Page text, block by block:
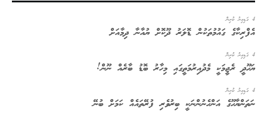
4 ގަޑިއިރު ކުރިން
އެފްރިކާގެ ގައުމުތަކުން ޑޮލަރު ދޫކޮށް ޔުއާނާ ދިމާއަށް
4 ގަޑިއިރު ކުރިން
ޔަހޫދީ ރެޖީމަކީ މެދުއިރުމަތީގައި މިހާރު ބޮޑު ބާރެއް ނޫން!
4 ގަޑިއިރު ކުރިން
ނަތަންޔާހޫގެ އަންހެނުންނަކީ ބިރުވެރި ފުރޭތައެއް ކަމަށް ބުނޭ